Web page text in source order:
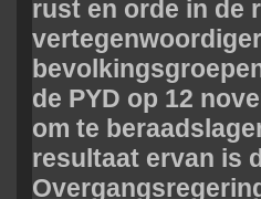
rust en orde in de
de PYD op 12
om te
resultaat ervan is